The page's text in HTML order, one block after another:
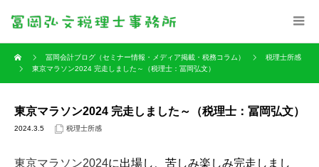
冨岡会計ブログ（セミナー情報・メディア掲載・税務コラム）
税理士所感
東京マラソン2024 完走しました～（税理士：冨岡弘文）
東京マラソン2024 完走しました～（税理士：冨岡弘文）
2024.3.5 税理士所感
東京マラソン2024に出場し、苦しみ楽しみ完走しまし